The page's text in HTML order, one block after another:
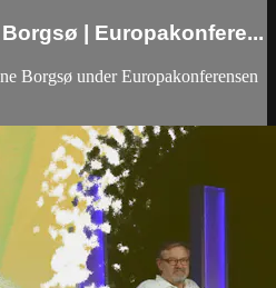
| Europakonfere...
Borgsø under Europakonferensen